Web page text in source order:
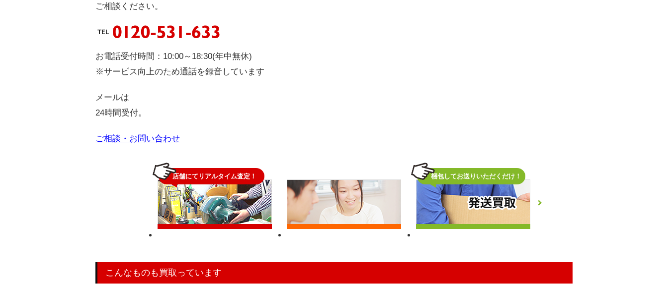
ご相談ください。
お電話受付時間：10:00～18:30(年中無休)
※サービス向上のため通話を録音しています
メールは
24時間受付。
ご相談・お問い合わせ
店舗にてリアルタイム査定！ 梱包してお送りいただくだけ！
こんなものも買取っています